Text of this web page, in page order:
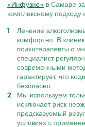
«Инфузио» в Самаре
комплексному подходу
Лечение
комфортно. В
психотерапевты с
специалист
современными
гарантирует, что
безопасно.
Мы используем
исключает риск
предсказуемый
условиях с